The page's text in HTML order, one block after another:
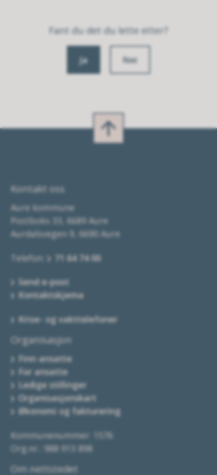
Fant du det du lette etter?
Ja Nei
Kontakt oss
Aure kommune
Postboks 33, 6689 Aure
Aurdalsvegen 9, 6690 Aure
Telefon: 71 64 74 00
Send e-post
Kontaktskjema
Krise- og vakttelefoner
Organisasjon
Finn ansatte
For ansatte
Ledige stillinger
Organisasjonskart
Økonomi og fakturering
Kommunenummer: 1576
Org.nr.: 988 913 898
Om nettstedet